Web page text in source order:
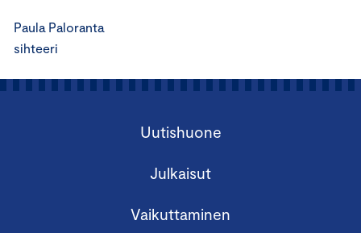
Paula Paloranta
sihteeri
Uutishuone
Julkaisut
Vaikuttaminen